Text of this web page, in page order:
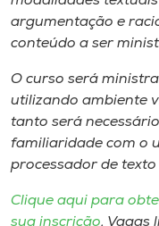
argumentação e
conteúdo a ser
O curso será
utilizando ambiente
tanto será
familiaridade com o
processador de
Clique aqui para
sua inscrição. Vagas